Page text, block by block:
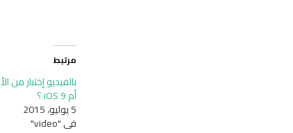
مرتبط
أم iOS 9 ؟
5 يوليو، 2015
في "video"